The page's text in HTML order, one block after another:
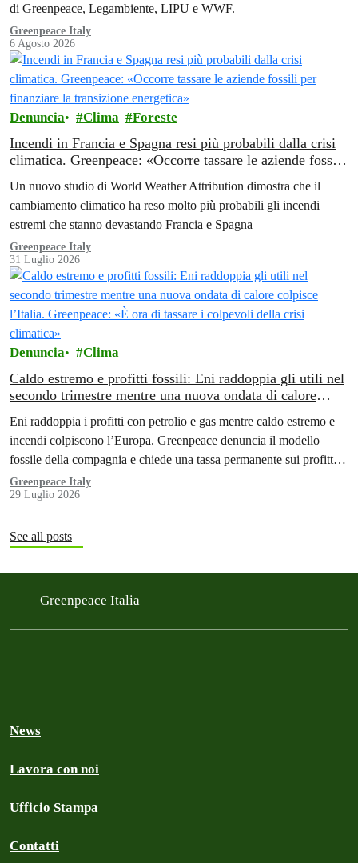
di Greenpeace, Legambiente, LIPU e WWF.
Greenpeace Italy
6 Agosto 2026
Denuncia Clima Foreste
Incendi in Francia e Spagna resi più probabili dalla crisi
climatica. Greenpeace: «Occorre tassare le aziende fossili
Un nuovo studio di World Weather Attribution dimostra che il
cambiamento climatico ha reso molto più probabili gli incendi
estremi che stanno devastando Francia e Spagna
Greenpeace Italy
31 Luglio 2026
Denuncia Clima
Caldo estremo e profitti fossili: Eni raddoppia gli utili nel
secondo trimestre mentre una nuova ondata di calore
della crisi climatica»
Eni raddoppia i profitti con petrolio e gas mentre caldo estremo e
incendi colpiscono l’Europa. Greenpeace denuncia il modello
fossile della compagnia e chiede una tassa permanente sui profitti
delle aziende fossili
Greenpeace Italy
29 Luglio 2026
See all posts
Greenpeace Italia
News
Lavora con noi
Ufficio Stampa
Contatti